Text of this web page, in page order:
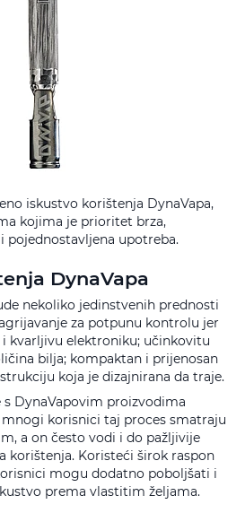
iskustvo korištenja DynaVapa,
kojima je prioritet brza,
pojednostavljena upotreba.
DynaVapa
nekoliko jedinstvenih prednosti
za potpunu kontrolu jer
kvarljivu elektroniku; učinkovitu
bilja; kompaktan i prijenosan
koja je dizajnirana da traje.
s DynaVapovim proizvodima
korisnici taj proces smatraju
a on često vodi i do pažljivije
korištenja. Koristeći širok raspon
mogu dodatno poboljšati i
prema vlastitim željama.